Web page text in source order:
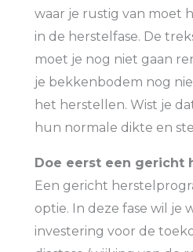
waar je rustig van moet
in de herstelfase. De
moet je nog niet gaan
je bekkenbodem nog
het herstellen. Wist je
hun normale dikte en
Doe eerst een gericht
Een gericht
optie. In deze fase wil je
investering voor de